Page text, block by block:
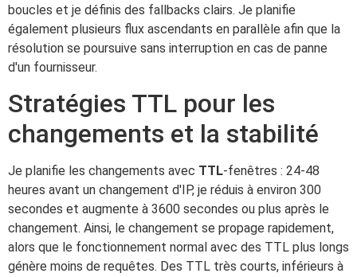
boucles et je définis des fallbacks clairs. Je planifie
également plusieurs flux ascendants en parallèle afin que la
résolution se poursuive sans interruption en cas de panne
d'un fournisseur.
Stratégies TTL pour les
changements et la stabilité
Je planifie les changements avec TTL-fenêtres : 24-48
heures avant un changement d'IP, je réduis à environ 300
secondes et augmente à 3600 secondes ou plus après le
changement. Ainsi, le changement se propage rapidement,
alors que le fonctionnement normal avec des TTL plus longs
génère moins de requêtes. Des TTL très courts, inférieurs à